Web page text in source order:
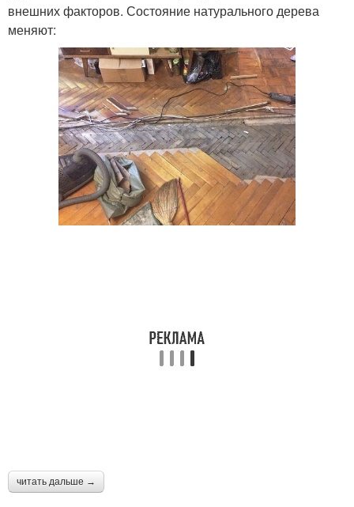
внешних факторов. Состояние натурального дерева
меняют:
читать дальше →